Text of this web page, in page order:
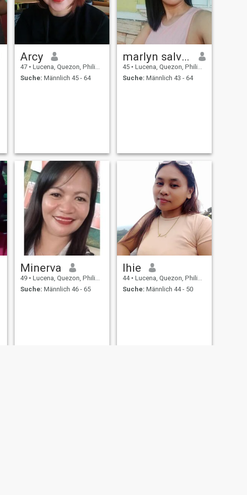
Arcy
47 • Lucena, Quezon, Philippinen
Suche: Männlich 45 - 64
marlyn salvalion
45 • Lucena, Quezon, Philippinen
Suche: Männlich 43 - 64
Minerva
49 • Lucena, Quezon, Philippinen
Suche: Männlich 46 - 65
lhie
44 • Lucena, Quezon, Philippinen
Suche: Männlich 44 - 50